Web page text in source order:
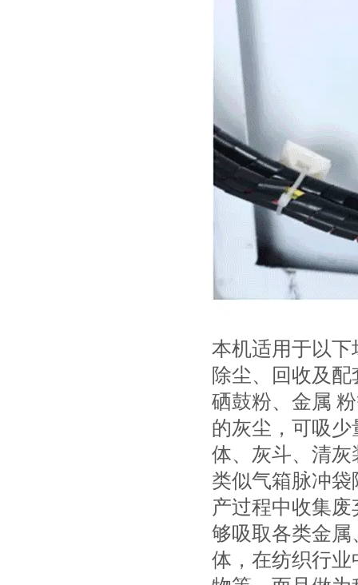
本机适用于以
除尘、回收及
硒鼓粉、金属
的灰尘，可吸
体、灰斗、清
类似气箱脉冲袋
产过程中收集
够吸取各类金
体，在纺织行